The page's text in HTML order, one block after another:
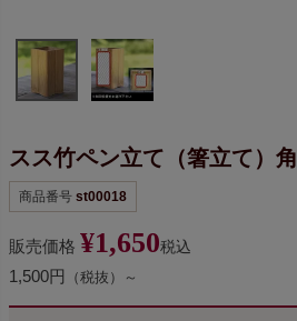
スス竹ペン立て（箸立て）角
商品番号 st00018
販売価格 ¥1,650税込
1,500円 （税抜）～